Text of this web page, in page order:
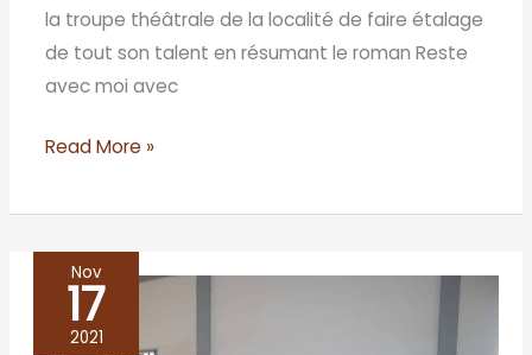
la troupe théâtrale de la localité de faire étalage
de tout son talent en résumant le roman Reste
avec moi avec
Read More »
Nov
17
2021
CONFERENCE
LITTERAIRE